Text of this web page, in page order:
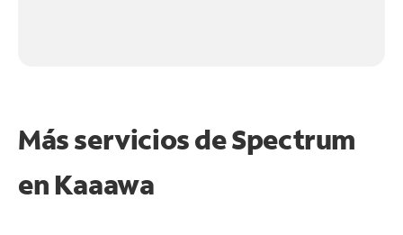
Más servicios de Spectrum
en Kaaawa